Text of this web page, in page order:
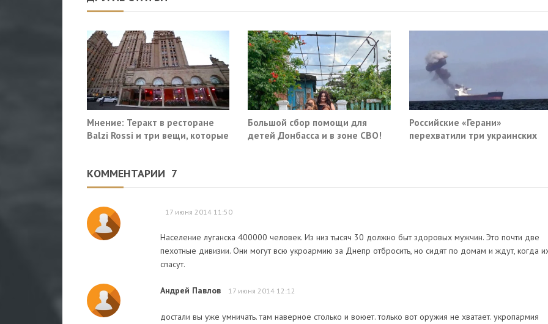
Мнение: Теракт в ресторане
Balzi Rossi и три вещи, которые
Большой сбор помощи для
детей Донбасса и в зоне СВО!
Российские «Герани»
перехватили три украинских
КОММЕНТАРИИ 7
17 июня 2014 11:50
Население луганска 400000 человек. Из низ тысяч 30 должно быт здоровых мужчин. Это почти две
пехотные дивизии. Они могут всю укроармию за Днепр отбросить, но сидят по домам и ждут, когда
спасут.
Андрей Павлов 17 июня 2014 12:12
достали вы уже умничать. там наверное столько и воюет. только вот оружия не хватает. укропармия